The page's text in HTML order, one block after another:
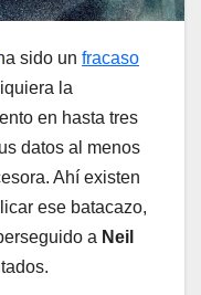
sido un fracaso
la
en hasta tres
datos al menos
Ahí existen
ese batacazo,
a Neil